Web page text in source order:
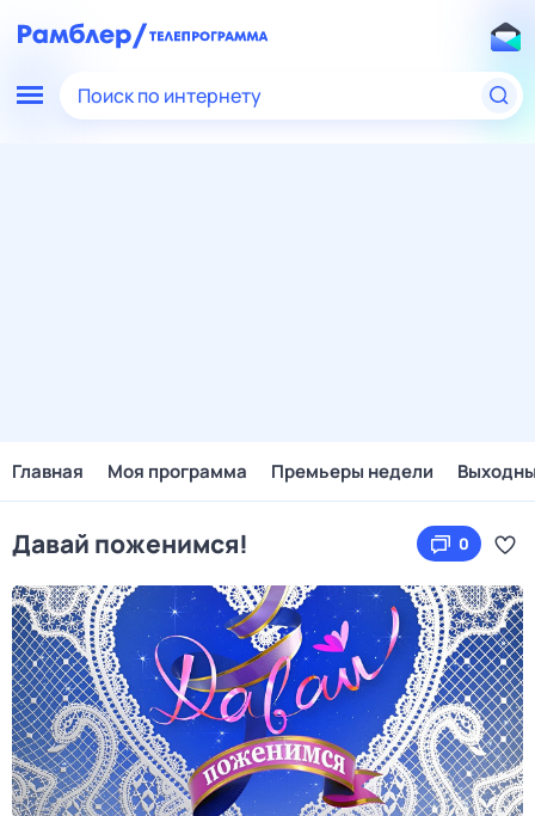
Поиск по интернету
Главная Моя программа Премьеры недели
Давай поженимся! 0